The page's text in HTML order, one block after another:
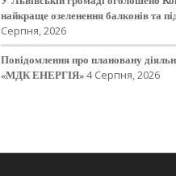
найкраще озеленення балконів та
Серпня, 2026
Повідомлення про плановану
«МДК ЕНЕРГІЯ»4 Серпня, 2026